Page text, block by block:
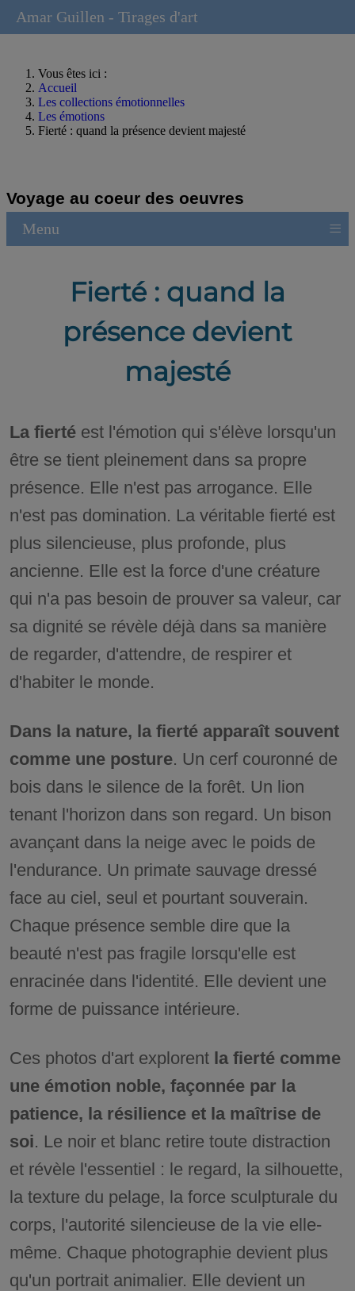
Vous êtes ici :
Accueil
Les collections émotionnelles
Les émotions
Fierté : quand la présence devient majesté
Voyage au coeur des oeuvres
Menu ≡
Fierté : quand la
présence devient
majesté
La fierté est l'émotion qui s'élève lorsqu'un
être se tient pleinement dans sa propre
présence. Elle n'est pas arrogance. Elle
n'est pas domination. La véritable fierté est
plus silencieuse, plus profonde, plus
ancienne. Elle est la force d'une créature
qui n'a pas besoin de prouver sa valeur, car
sa dignité se révèle déjà dans sa manière
de regarder, d'attendre, de respirer et
d'habiter le monde.
Dans la nature, la fierté apparaît souvent
comme une posture. Un cerf couronné de
bois dans le silence de la forêt. Un lion
tenant l'horizon dans son regard. Un bison
avançant dans la neige avec le poids de
l'endurance. Un primate sauvage dressé
face au ciel, seul et pourtant souverain.
Chaque présence semble dire que la
beauté n'est pas fragile lorsqu'elle est
enracinée dans l'identité. Elle devient une
forme de puissance intérieure.
Ces photos d'art explorent la fierté comme
une émotion noble, façonnée par la
patience, la résilience et la maîtrise de
soi. Le noir et blanc retire toute distraction
et révèle l'essentiel : le regard, la silhouette,
la texture du pelage, la force sculpturale du
corps, l'autorité silencieuse de la vie elle-
même. Chaque photographie devient plus
qu'un portrait animalier. Elle devient un
Amar Guillen - Tirages d'art